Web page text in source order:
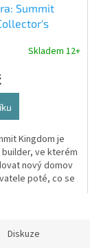
Summit
Skladem 12+
Kingdom je
ve kterém
nový domov
poté, co se
Diskuze